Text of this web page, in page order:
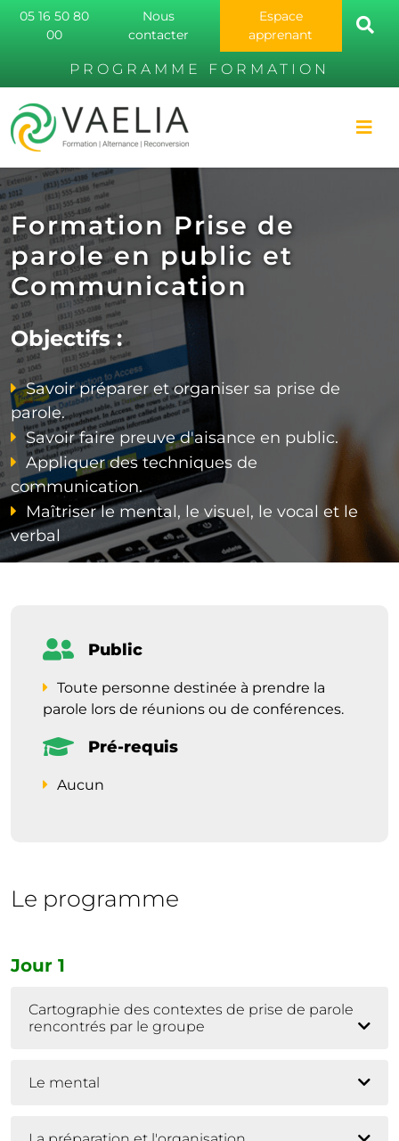
05 16 50 80
00
Nous
contacter
Espace
apprenant
PROGRAMME FORMATION
Formation Prise de
parole en public et
Communication
Objectifs :
Savoir préparer et organiser sa prise de
parole.
Savoir faire preuve d'aisance en public.
Appliquer des techniques de
communication.
Maîtriser le mental, le visuel, le vocal et le
verbal
Public
Toute personne destinée à prendre la
parole lors de réunions ou de conférences.
Pré-requis
Aucun
Le programme
Jour 1
Cartographie des contextes de prise de parole
rencontrés par le groupe
Le mental